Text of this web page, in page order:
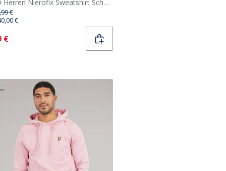
HUGO Herren Nierofix Sweatshirt Schwarz
€
€
€